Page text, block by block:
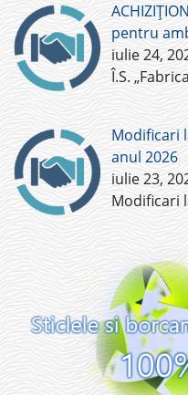
pentru
iulie 24,
Î.S.
Modificari
anul 2026
iulie 23,
Modificari